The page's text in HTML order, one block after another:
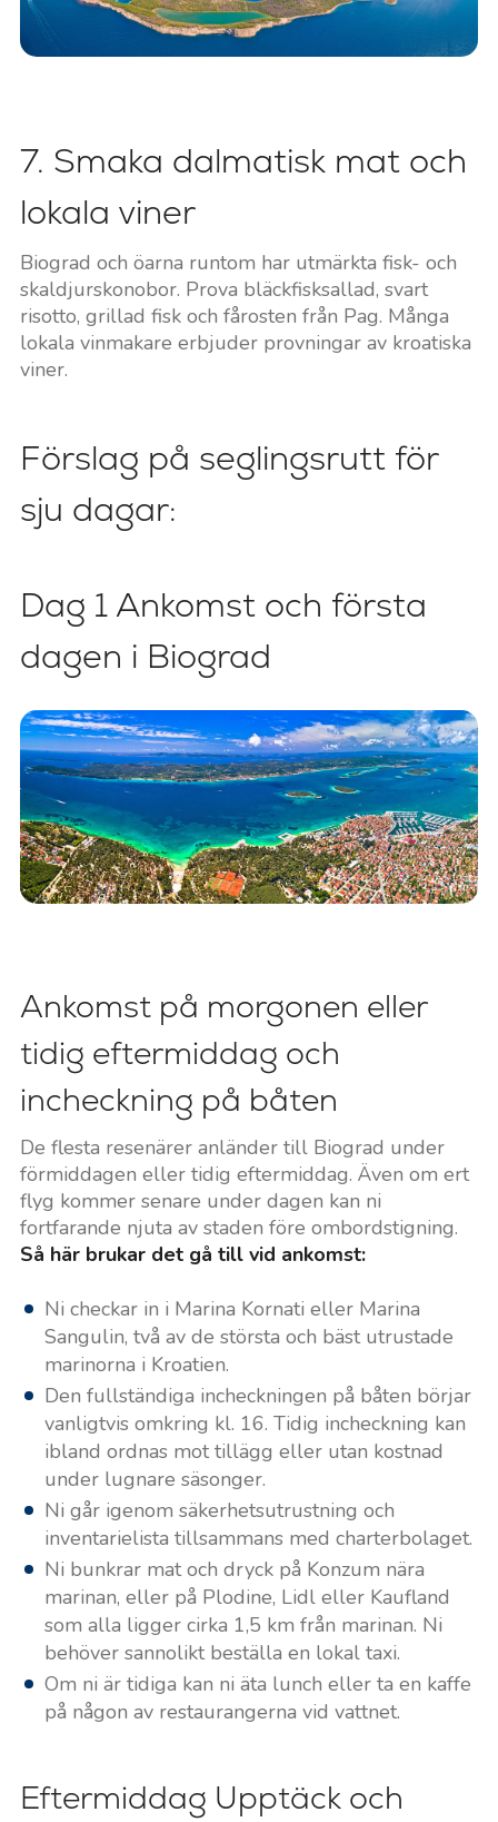
7. Smaka dalmatisk mat och
lokala viner
Biograd och öarna runtom har utmärkta fisk- och
skaldjurskonobor. Prova bläckfisksallad, svart
risotto, grillad fisk och fårosten från Pag. Många
lokala vinmakare erbjuder provningar av kroatiska
viner.
Förslag på seglingsrutt för
sju dagar:
Dag 1 Ankomst och första
dagen i Biograd
Ankomst på morgonen eller
tidig eftermiddag och
incheckning på båten
De flesta resenärer anländer till Biograd under
förmiddagen eller tidig eftermiddag. Även om ert
flyg kommer senare under dagen kan ni
fortfarande njuta av staden före ombordstigning.
Så här brukar det gå till vid ankomst:
Ni checkar in i Marina Kornati eller Marina
Sangulin, två av de största och bäst utrustade
marinorna i Kroatien.
Den fullständiga incheckningen på båten börjar
vanligtvis omkring kl. 16. Tidig incheckning kan
ibland ordnas mot tillägg eller utan kostnad
under lugnare säsonger.
Ni går igenom säkerhetsutrustning och
inventarielista tillsammans med charterbolaget.
Ni bunkrar mat och dryck på Konzum nära
marinan, eller på Plodine, Lidl eller Kaufland
som alla ligger cirka 1,5 km från marinan. Ni
behöver sannolikt beställa en lokal taxi.
Om ni är tidiga kan ni äta lunch eller ta en kaffe
på någon av restaurangerna vid vattnet.
Eftermiddag Upptäck och